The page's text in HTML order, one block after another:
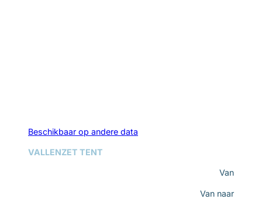
Beschikbaar op andere data
VALLENZET TENT
Van
Van naar